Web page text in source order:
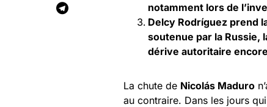
notamment lors de
Delcy Rodríguez prend
soutenue par la Russie,
dérive autoritaire
La chute de Nicolás Maduro
au contraire. Dans les jours